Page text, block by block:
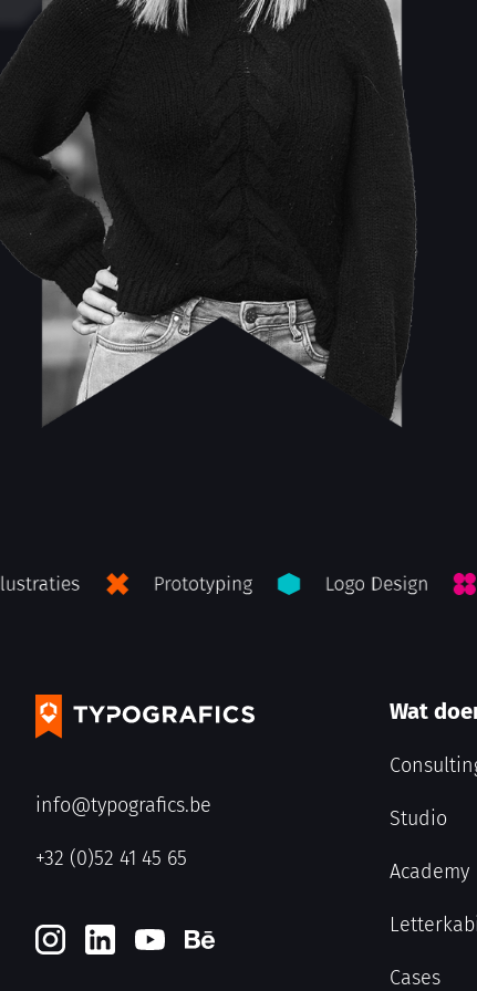
info@typografics.be
+32 (0)52 41 45 65
Wat
Studio
Academy
Cases